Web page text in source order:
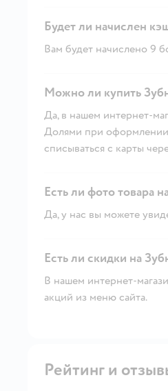
Будет ли начислен
Вам будет начислено 9
Можно ли купить
Да, в нашем интернет-
Долями при оформлении
списываться с карты
Есть ли фото товара
Да, у нас вы можете
Есть ли скидки на
В нашем интернет-
акций из меню сайта.
Рейтинг и